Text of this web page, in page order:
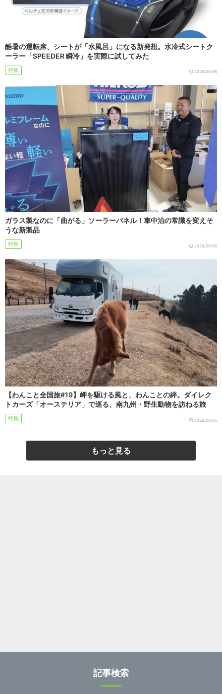
酷暑の運転席、シートが「水風呂」になる新発想。水冷式シートク
ーラー「SPEEDER 瞬冷」を実際に試してみた
特集 2026/08/06
ガラス製なのに「曲がる」ソーラーパネル！車中泊の常識を変えそ
うな新製品
特集 2026/08/06
【わんこと全国旅#19】岬を駆ける風と、わんことの絆。ダイレク
トカーズ「オーステリア」で巡る、南九州・野生動物を訪ねる旅
特集 2026/08/05
もっと見る
記事検索